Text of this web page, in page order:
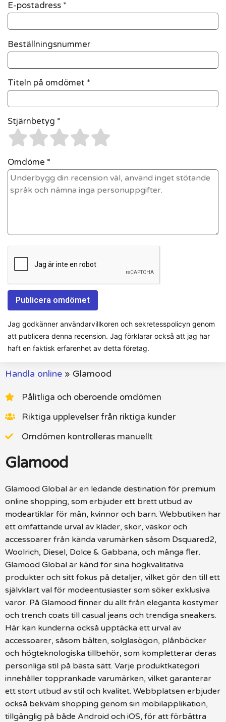
E-postadress *
Beställningsnummer
Titeln på omdömet *
Stjärnbetyg *
Omdöme *
Jag godkänner användarvillkoren och sekretesspolicyn genom
att publicera denna recension. Jag förklarar också att jag har
haft en faktisk erfarenhet av detta företag.
Handla online » Glamood
Pålitliga och oberoende omdömen
Riktiga upplevelser från riktiga kunder
Omdömen kontrolleras manuellt
Glamood
Glamood Global är en ledande destination för premium
online shopping, som erbjuder ett brett utbud av
modeartiklar för män, kvinnor och barn. Webbutiken har
ett omfattande urval av kläder, skor, väskor och
accessoarer från kända varumärken såsom Dsquared2,
Woolrich, Diesel, Dolce & Gabbana, och många fler.
Glamood Global är känd för sina högkvalitativa
produkter och sitt fokus på detaljer, vilket gör den till ett
självklart val för modeentusiaster som söker exklusiva
varor. På Glamood finner du allt från eleganta kostymer
och trench coats till casual jeans och trendiga sneakers.
Här kan kunderna också upptäcka ett urval av
accessoarer, såsom bälten, solglasögon, plånböcker
och högteknologiska tillbehör, som kompletterar deras
personliga stil på bästa sätt. Varje produktkategori
innehåller topprankade varumärken, vilket garanterar
ett stort utbud av stil och kvalitet. Webbplatsen erbjuder
också bekväm shopping genom sin mobilapplikation,
tillgänglig på både Android och iOS, för att förbättra